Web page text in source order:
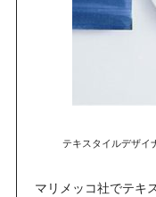
テキスタイルデザイ
マリメッコ社でテキ